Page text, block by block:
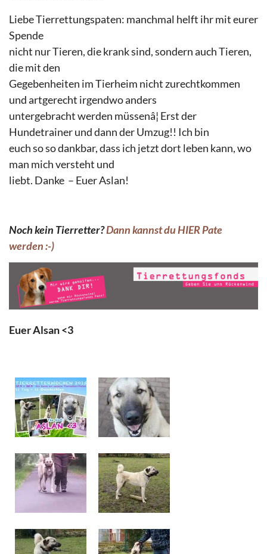
Liebe Tierrettungspaten: manchmal helft ihr mit eurer
Spende
nicht nur Tieren, die krank sind, sondern auch Tieren,
die mit den
Gegebenheiten im Tierheim nicht zurechtkommen
und artgerecht irgendwo anders
untergebracht werden müssenâ¦ Erst der
Hundetrainer und dann der Umzug!! Ich bin
euch so so dankbar, dass ich jetzt dort leben kann, wo
man mich versteht und
liebt. Danke – Euer Aslan!
Noch kein Tierretter?Dann kannst du HIER Pate
werden :-)
Euer Alsan <3